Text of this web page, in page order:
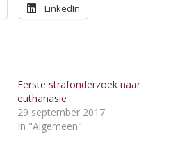
LinkedIn
Eerste strafonderzoek naar
euthanasie
29 september 2017
In "Algemeen"